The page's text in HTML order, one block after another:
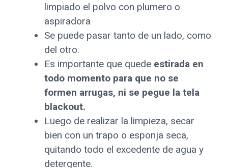
limpiado el polvo con plumero o
aspiradora
Se puede pasar tanto de un lado, como
del otro.
Es importante que quede estirada en
todo momento para que no se
formen arrugas, ni se pegue la tela
blackout.
Luego de realizar la limpieza, secar
bien con un trapo o esponja seca,
quitando todo el excedente de agua y
detergente.